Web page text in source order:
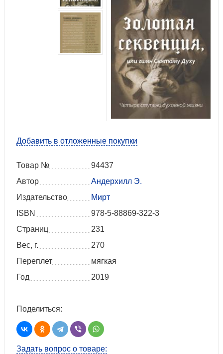
Добавить в отложенные покупки
Товар №
94437
Автор
Андерхилл Э.
Издательство
Мирт
ISBN
978-5-88869-322-3
Страниц
231
Вес, г.
270
Переплет
мягкая
Год
2019
Поделиться:
Задать вопрос о товаре: